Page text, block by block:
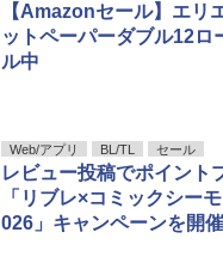
【Amazonセール】エリ
ットペーパーダブル12ロ
ル中
Web/アプリ BL/TL セール
レビュー投稿でポイント
「リブレ×コミックシー
026」キャンペーンを開催